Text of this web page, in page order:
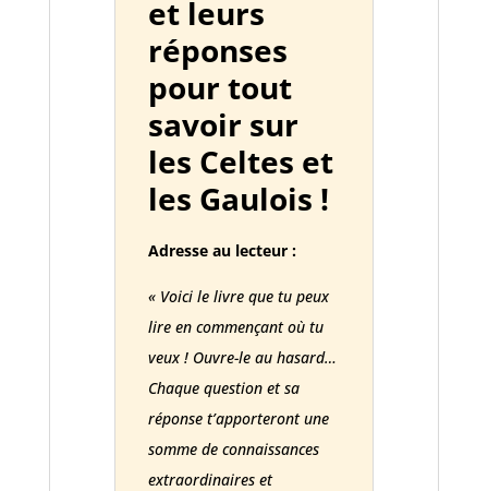
et leurs
réponses
pour tout
savoir sur
les Celtes et
les Gaulois !
Adresse au lecteur :
« Voici le livre que tu peux
lire en commençant où tu
veux ! Ouvre-le au hasard…
Chaque question et sa
réponse t’apporteront une
somme de connaissances
extraordinaires et